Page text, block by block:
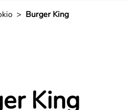
> Burger King
King